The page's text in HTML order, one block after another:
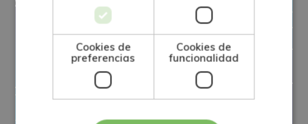
Cookies de
preferencias
Cookies de
funcionalidad